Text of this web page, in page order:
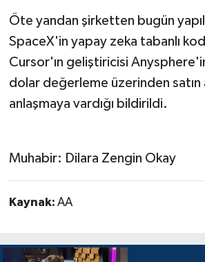
Öte yandan şirketten bugün
SpaceX'in yapay zeka tabanlı
Cursor'ın geliştiricisi
dolar değerleme üzerinden satın
anlaşmaya vardığı bildirildi.
Muhabir: Dilara Zengin Okay
Kaynak: AA